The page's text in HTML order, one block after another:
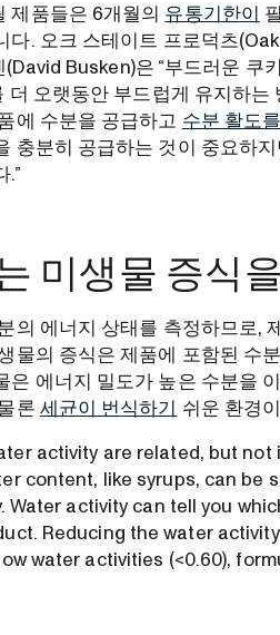
제품들은 6개월의 유통기한이
다. 오크 스테이트 프로덕츠
Busken)은 “부드러운 쿠
더 오랫동안 부드럽게 유지하
에 수분을 공급하고 수분 활도를
충분히 공급하는 것이 중요하지
.”
미생물 증식
의 에너지 상태를 측정하므로,
물의 증식은 제품에 포함된 수
은 에너지 밀도가 높은 수분을
론 세균이 번식하기 쉬운 환경
activity are related, but not
content, like syrups, can be
Water activity can tell you
Reducing the water
water activities (<0.60),